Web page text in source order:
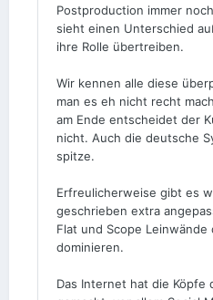
Postproduction immer
sieht einen Unterschied
ihre Rolle übertreiben.
Wir kennen alle diese
man es eh nicht recht
am Ende entscheidet der
nicht. Auch die deutsche
spitze.
Erfreulicherweise gibt es
geschrieben extra
Flat und Scope Leinwände
dominieren.
Das Internet hat die Köpfe